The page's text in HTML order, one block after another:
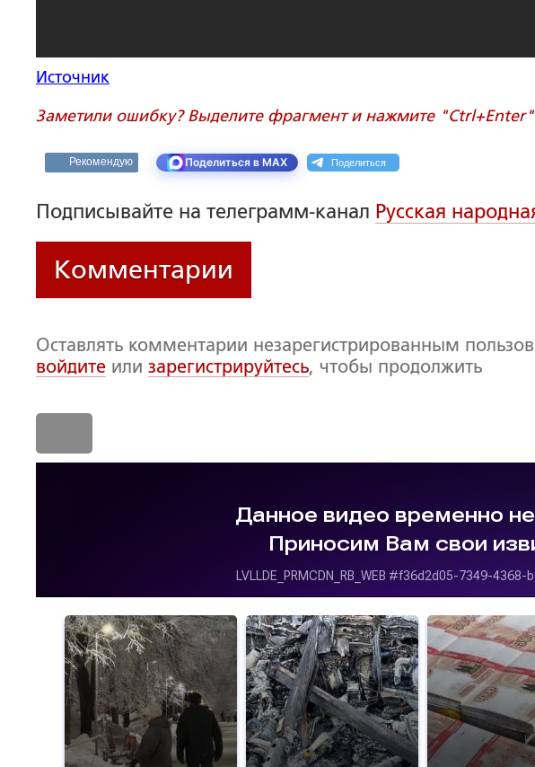
Источник
Заметили ошибку? Выделите фрагмент и нажмите
Рекомендую Поделиться в MAX Поделиться
Подписывайте на телеграмм-канал Русская
Комментарии
Оставлять комментарии незарегистрированным
войдите или зарегистрируйтесь, чтобы продолжить